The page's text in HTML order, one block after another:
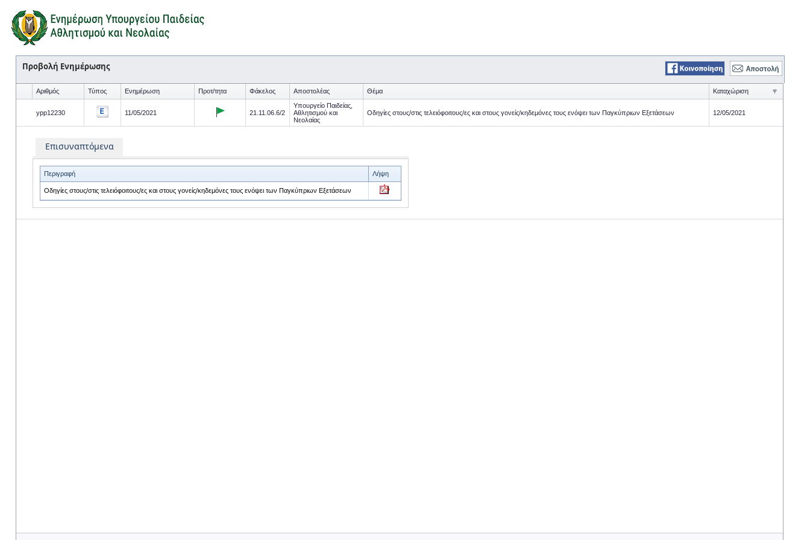
Προβολή Ενημέρωσης
Αριθμός Τύπος Ενημέρωση Προτ/τητα Φάκελος Αποστολέας Θέμα Καταχώριση
ypp12230 11/05/2021 21.11.06.6/2
Υπουργείο Παιδείας,
Αθλητισμού και
Νεολαίας
Οδηγίες στους/στις τελειόφοιτους/ες και στους γονείς/κηδεμόνες τους ενόψει των Παγκύπριων Εξετάσεων 12/05/2021
Επισυναπτόμενα
Περιγραφή Λήψη
Οδηγίες στους/στις τελειόφοιτους/ες και στους γονείς/κηδεμόνες τους ενόψει των Παγκύπριων Εξετάσεων